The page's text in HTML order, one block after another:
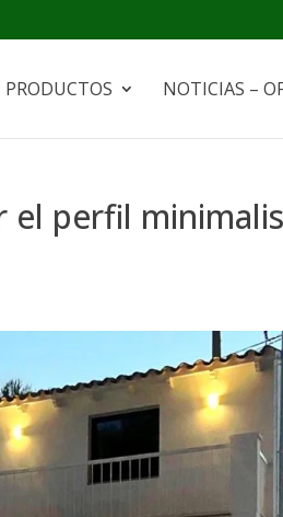
PRODUCTOS NOTICIAS –
el perfil